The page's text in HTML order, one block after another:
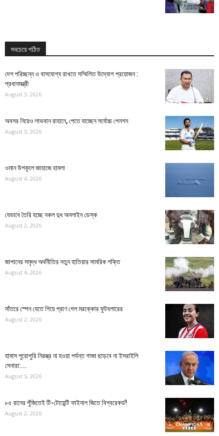
সবচেয়ে পঠিত
দেশ পরিচ্ছন্ন ও বাসযোগ্য রাখতে সম্মিলিত উদ্যোগ প্রয়োজন :
প্রধানমন্ত্রী
August 3, 2026
অবসর নিয়েও লাভবান রাহানে, পেতে যাচ্ছেন সর্বোচ্চ পেনশন
August 3, 2026
ওমান উপকূলে জাহাজে হামলা
August 4, 2026
যেভাবে তৈরি হচ্ছে নকল দুধ অনলাইন ডেস্ক
August 2, 2026
জাপানের সমৃদ্ধ অর্থনীতির নতুন হাতিয়ার সামরিক শক্তি
August 4, 2026
সাঁতরে স্পেন যেতে গিয়ে প্রাণ গেল মরক্কোর ফুটবলারের
August 2, 2026
হামাস পুরোপুরি নিরস্ত্র না হওয়া পর্যন্ত গাজা ছাড়বে না ইসরাইলি
সেনারা:...
August 5, 2026
৮৫ রানের পুঁজিতেই টি-টোয়েন্টি ফাইনাল জিতে বিশ্বরেকর্ড!
August 2, 2026